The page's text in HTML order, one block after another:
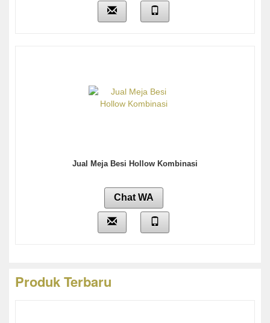
Jual Meja Besi Hollow Kombinasi
Chat WA
Produk Terbaru